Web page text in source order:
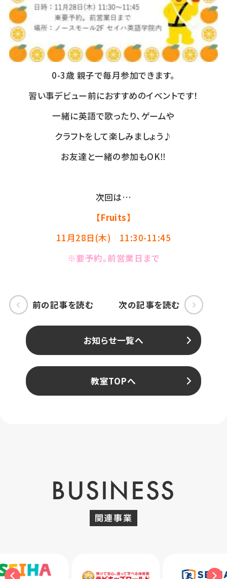
0-3歳 親子で毎月参加できます。
習い事デビュー前におすすめのイベントです！
一緒に英語で歌ったり、ゲームや
クラフトをして楽しみましょう♪
お友達と一緒の参加もOK‼
次回は…
【Fruits】
11月28日(木) 11:30-11:45
※要予約。前営業日まで
前の記事を読む 次の記事を読む
お知らせ一覧へ
教室TOPへ
BUSINESS
関連事業